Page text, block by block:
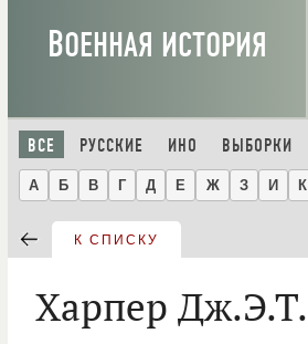
ВОЕННАЯ ИСТОРИЯ
ВСЕ РУССКИЕ ИНО ВЫБОРКИ
А Б В Г Д Е Ж З И К
К СПИСКУ
Харпер Дж.Э.Т.